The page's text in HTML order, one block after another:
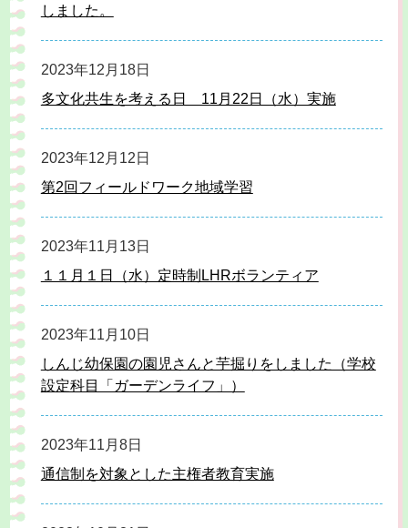
しました。
2023年12月18日
多文化共生を考える日 11月22日（水）実施
2023年12月12日
第2回フィールドワーク地域学習
2023年11月13日
１１月１日（水）定時制LHRボランティア
2023年11月10日
しんじ幼保園の園児さんと芋掘りをしました（学校
設定科目「ガーデンライフ」）
2023年11月8日
通信制を対象とした主権者教育実施